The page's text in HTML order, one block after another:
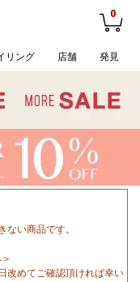
0
リング 店舗 発見
ない商品です。
改めてご確認頂ければ幸い